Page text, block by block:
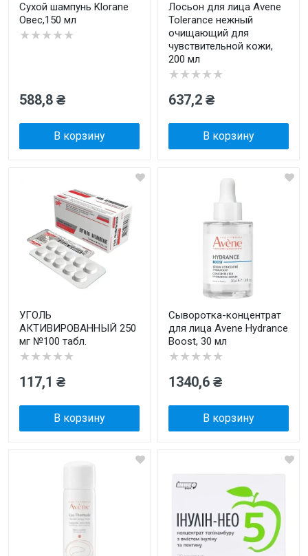
Сухой шампунь Klorane
Овес,150 мл
★★★★★
588,8 ₴
В корзину
Лосьон для лица Avene
Tolerance нежный
очищающий для
чувствительной кожи,
200 мл
★★★★★
637,2 ₴
В корзину
УГОЛЬ
АКТИВИРОВАННЫЙ 250
мг №100 табл.
★★★★★
117,1 ₴
В корзину
Сыворотка-концентрат
для лица Avene Hydrance
Boost, 30 мл
★★★★★
1340,6 ₴
В корзину